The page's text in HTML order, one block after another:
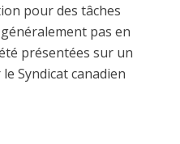
pour des tâches
pas en
présentées sur un
Syndicat canadien